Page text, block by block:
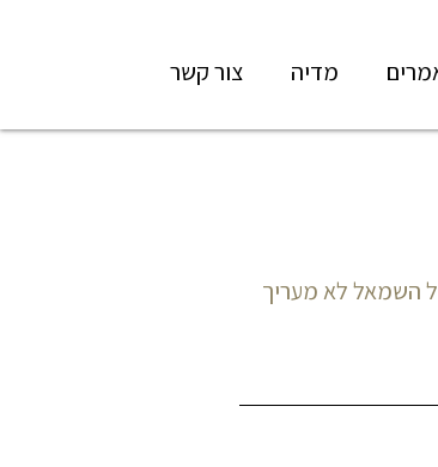
מדיה צור קשר
השמאל לא מעריך